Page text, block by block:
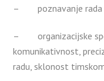
– poznavanje rada
– organizacijske
komunikativnost,
radu, sklonost